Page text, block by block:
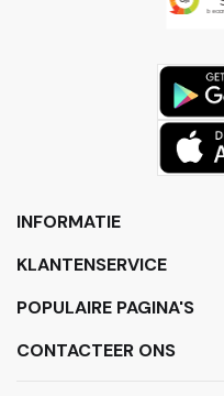
INFORMATIE
KLANTENSERVICE
POPULAIRE PAGINA'S
CONTACTEER ONS